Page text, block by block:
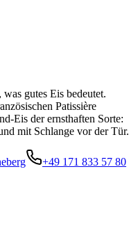
gutes Eis bedeutet.
Patissière
Eis der ernsthaften Sorte:
mit Schlange vor der Tür.
+49 171 833 57 80